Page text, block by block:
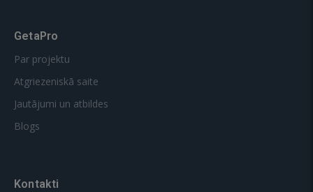
GetaPro
Par projektu
Atgriezeniskā saite
Jautājumi un atbildes
Blogs
Kontakti